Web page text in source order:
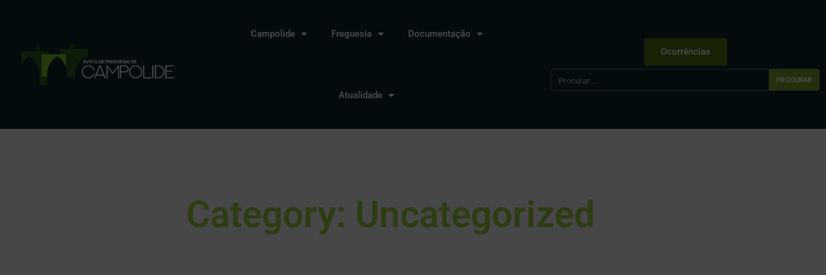
Campolide Freguesia Documentação
Atualidade
Ocorrências
PROCURAR
Category: Uncategorized